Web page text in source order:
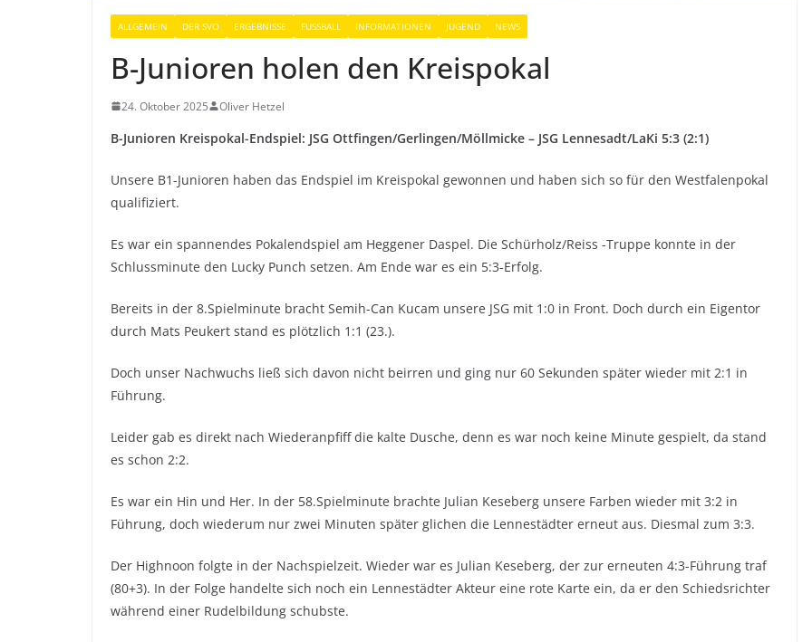
ALLGEMEIN DER SVO ERGEBNISSE FUSSBALL INFORMATIONEN JUGEND NEWS
B-Junioren holen den Kreispokal
24. Oktober 2025 Oliver Hetzel
B-Junioren Kreispokal-Endspiel: JSG Ottfingen/Gerlingen/Möllmicke – JSG Lennesadt/LaKi 5:3 (2:1)
Unsere B1-Junioren haben das Endspiel im Kreispokal gewonnen und haben sich so für den Westfalenpokal
qualifiziert.
Es war ein spannendes Pokalendspiel am Heggener Daspel. Die Schürholz/Reiss -Truppe konnte in der
Schlussminute den Lucky Punch setzen. Am Ende war es ein 5:3-Erfolg.
Bereits in der 8.Spielminute bracht Semih-Can Kucam unsere JSG mit 1:0 in Front. Doch durch ein Eigentor
durch Mats Peukert stand es plötzlich 1:1 (23.).
Doch unser Nachwuchs ließ sich davon nicht beirren und ging nur 60 Sekunden später wieder mit 2:1 in
Führung.
Leider gab es direkt nach Wiederanpfiff die kalte Dusche, denn es war noch keine Minute gespielt, da stand
es schon 2:2.
Es war ein Hin und Her. In der 58.Spielminute brachte Julian Keseberg unsere Farben wieder mit 3:2 in
Führung, doch wiederum nur zwei Minuten später glichen die Lennestädter erneut aus. Diesmal zum 3:3.
Der Highnoon folgte in der Nachspielzeit. Wieder war es Julian Keseberg, der zur erneuten 4:3-Führung traf
(80+3). In der Folge handelte sich noch ein Lennestädter Akteur eine rote Karte ein, da er den Schiedsrichter
während einer Rudelbildung schubste.